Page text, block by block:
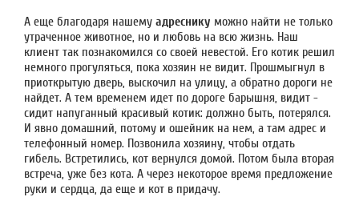
А еще благодаря нашему адреснику можно найти не только
утраченное животное, но и любовь на всю жизнь. Наш
клиент так познакомился со своей невестой. Его котик решил
немного прогуляться, пока хозяин не видит. Прошмыгнул в
приоткрытую дверь, выскочил на улицу, а обратно дороги не
найдет. А тем временем идет по дороге барышня, видит -
сидит напуганный красивый котик: должно быть, потерялся.
И явно домашний, потому и ошейник на нем, а там адрес и
телефонный номер. Позвонила хозяину, чтобы отдать
гибель. Встретились, кот вернулся домой. Потом была вторая
встреча, уже без кота. А через некоторое время предложение
руки и сердца, да еще и кот в придачу.